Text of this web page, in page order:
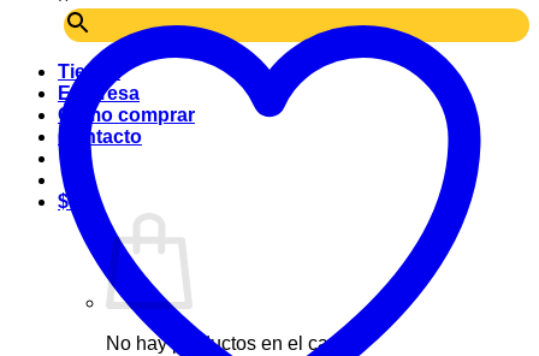
Tienda
Empresa
Cómo comprar
Contacto
$0
No hay productos en el carrito.